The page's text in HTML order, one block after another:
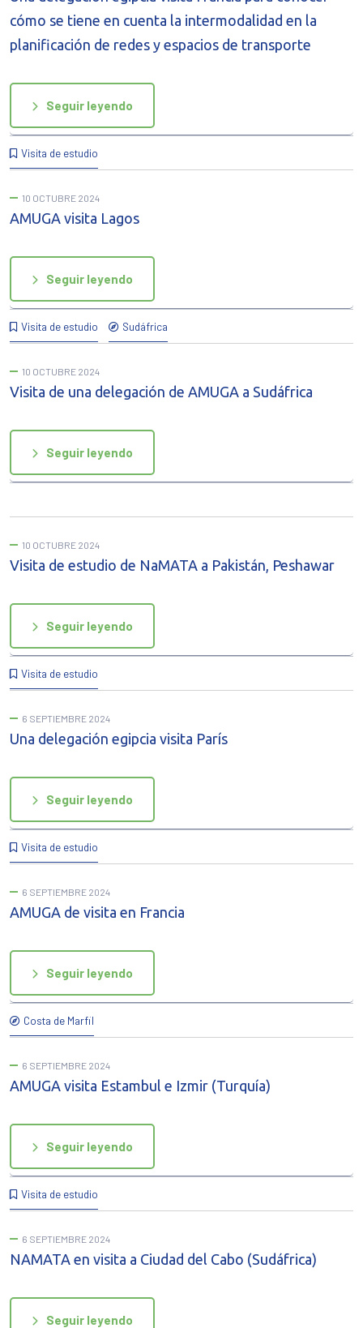
cómo se tiene en cuenta la intermodalidad en la
planificación de redes y espacios de transporte
Seguir leyendo
Visita de estudio
10 OCTUBRE 2024
AMUGA visita Lagos
Seguir leyendo
Visita de estudio Sudáfrica
10 OCTUBRE 2024
Visita de una delegación de AMUGA a Sudáfrica
Seguir leyendo
10 OCTUBRE 2024
Visita de estudio de NaMATA a Pakistán, Peshawar
Seguir leyendo
Visita de estudio
6 SEPTIEMBRE 2024
Una delegación egipcia visita París
Seguir leyendo
Visita de estudio
6 SEPTIEMBRE 2024
AMUGA de visita en Francia
Seguir leyendo
Costa de Marfil
6 SEPTIEMBRE 2024
AMUGA visita Estambul e Izmir (Turquía)
Seguir leyendo
Visita de estudio
6 SEPTIEMBRE 2024
NAMATA en visita a Ciudad del Cabo (Sudáfrica)
Seguir leyendo